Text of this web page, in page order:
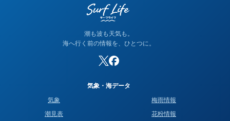
潮も波も天気も。
海へ行く前の情報を、ひとつに。
気象・海データ
気象
潮見表
梅雨情報
花粉情報